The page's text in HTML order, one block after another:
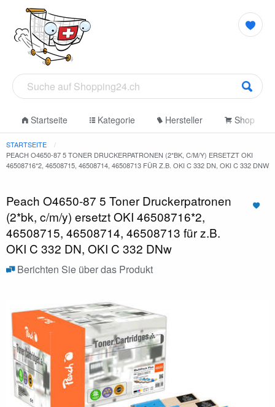
Startseite Kategorie Hersteller Shop
STARTSEITE
PEACH O4650-87 5 TONER DRUCKERPATRONEN (2*BK, C/M/Y) ERSETZT OKI
46508716*2, 46508715, 46508714, 46508713 FÜR Z.B. OKI C 332 DN, OKI C 332 DNW
Peach O4650-87 5 Toner Druckerpatronen
(2*bk, c/m/y) ersetzt OKI 46508716*2,
46508715, 46508714, 46508713 für z.B.
OKI C 332 DN, OKI C 332 DNw
Berichten Sie über das Produkt